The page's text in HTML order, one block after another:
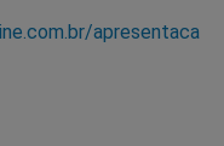
apresentaca